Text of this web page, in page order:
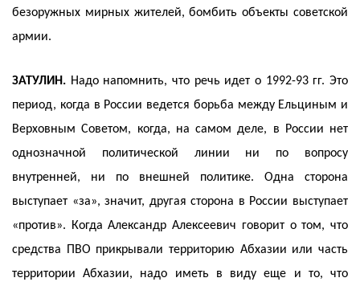
безоружных мирных жителей, бомбить объекты советской
армии.
ЗАТУЛИН. Надо напомнить, что речь идет о 1992-93 гг. Это
период, когда в России ведется борьба между Ельциным и
Верховным Советом, когда, на самом деле, в России нет
однозначной политической линии ни по вопросу
внутренней, ни по внешней политике. Одна сторона
выступает «за», значит, другая сторона в России выступает
«против». Когда Александр Алексеевич говорит о том, что
средства ПВО прикрывали территорию Абхазии или часть
территории Абхазии, надо иметь в виду еще и то, что